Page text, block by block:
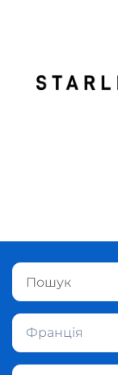
Франція